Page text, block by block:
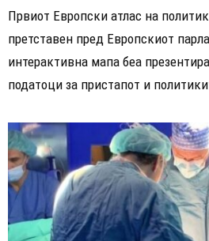
Првиот Европски атлас на
претставен пред Европскиот
интерактивна мапа беа
податоци за пристапот и